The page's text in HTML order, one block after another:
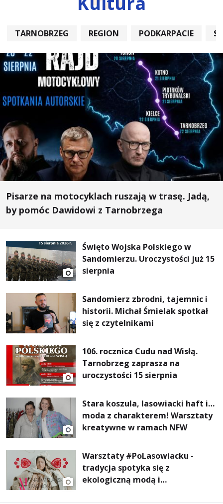
TARNOBRZEG REGION PODKARPACIE
Pisarze na motocyklach ruszają w trasę. Jadą,
by pomóc Dawidowi z Tarnobrzega
Święto Wojska Polskiego w
Sandomierzu. Uroczystości już 15
sierpnia
Sandomierz zbrodni, tajemnic i
historii. Michał Śmielak spotkał
się z czytelnikami
106. rocznica Cudu nad Wisłą.
Tarnobrzeg zaprasza na
uroczystości 15 sierpnia
Stara koszula, lasowiacki haft i…
moda z charakterem! Warsztaty
kreatywne w ramach NFW
Warsztaty #PoLasowiacku -
tradycja spotyka się z
ekologiczną modą i